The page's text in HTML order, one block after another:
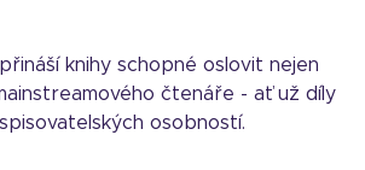
knihy schopné oslovit nejen
čtenáře - ať už díly
osobností.